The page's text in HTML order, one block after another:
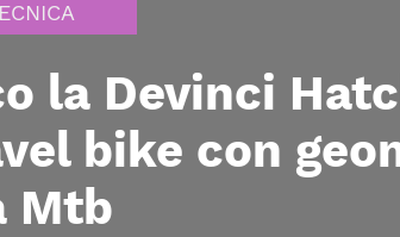
la Devinci
bike con
Mtb